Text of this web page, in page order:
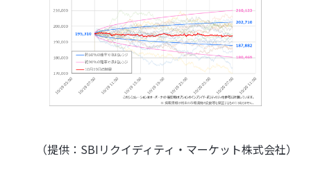
（提供：SBIリクイディティ・マーケット株式会社）